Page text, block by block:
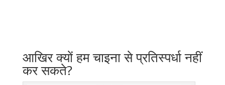
आखिर क्यों हम चाइना से प्रतिस्पर्धा नहीं
कर सकते?